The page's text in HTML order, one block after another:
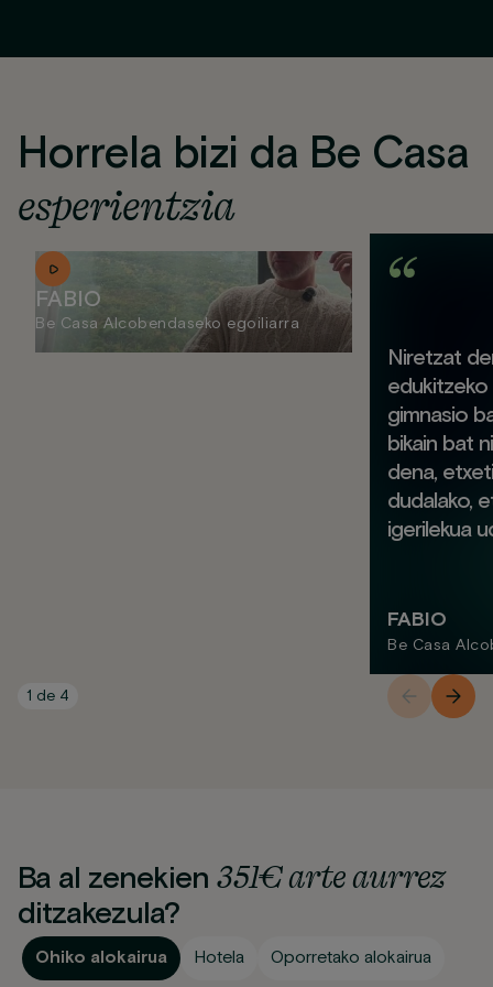
Horrela bizi da Be Casa
esperientzia
FABIO
Be Casa Alcobendaseko egoiliarra
Niretzat
edukitzeko
gimnasio
bikain bat
dena,
dudalako,
igerilekua
FABIO
Be Casa
1 de 4
Ba al zenekien 351€ arte aurrez
ditzakezula?
Ohiko alokairua Hotela Oporretako alokairua